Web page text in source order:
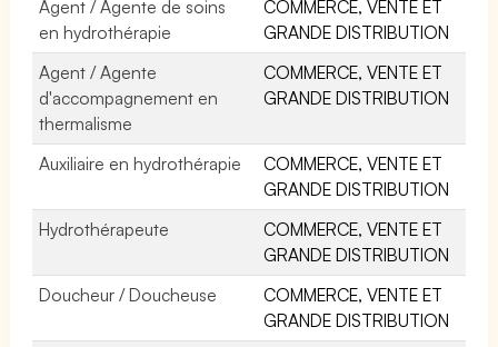
Agent / Agente de soins
en hydrothérapie
COMMERCE, VENTE ET
GRANDE DISTRIBUTION
Agent / Agente
d'accompagnement en
thermalisme
COMMERCE, VENTE ET
GRANDE DISTRIBUTION
Auxiliaire en hydrothérapie
COMMERCE, VENTE ET
GRANDE DISTRIBUTION
Hydrothérapeute
COMMERCE, VENTE ET
GRANDE DISTRIBUTION
Doucheur / Doucheuse
COMMERCE, VENTE ET
GRANDE DISTRIBUTION